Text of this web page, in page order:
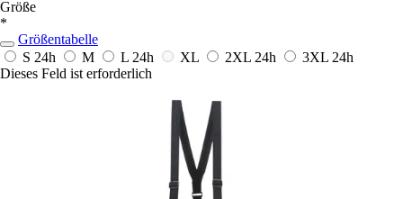
Größe
*
Größentabelle
S 24h M L 24h XL 2XL 24h 3XL 24h
Dieses Feld ist erforderlich